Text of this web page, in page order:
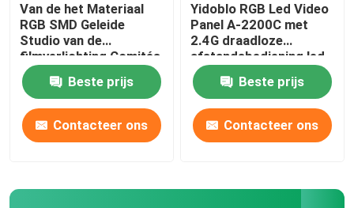
Van de het Materiaal
RGB SMD Geleide
Studio van de
filmverlichting Comités
van de
Fotografielichten 500w
Skyblue Video Lichte
12 Gevolgen
Beste prijs
Contacteer ons
Yidoblo RGB Led Video
Panel A-2200C met
2.4G draadloze
afstandsbediening led
licht voor film & video
productieBeste prijs
Contacteer ons